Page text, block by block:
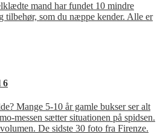
mand har fundet 10 mindre
tilbehør, som du næppe kender. Alle er
6
Mange 5-10 år gamle bukser ser alt
messen sætter situationen på spidsen.
De sidste 30 foto fra Firenze.